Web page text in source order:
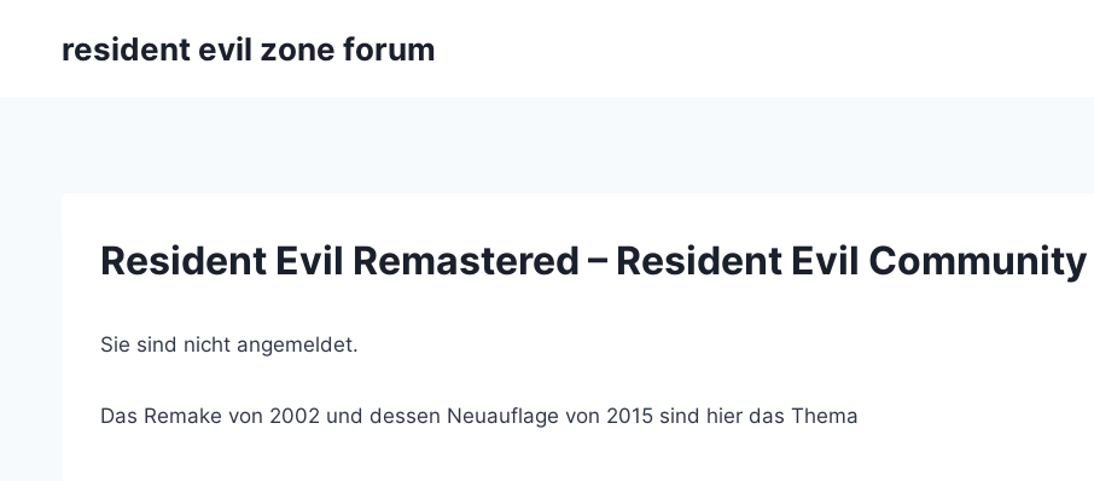
resident evil zone forum
Resident Evil Remastered – Resident Evil
Sie sind nicht angemeldet.
Das Remake von 2002 und dessen Neuauflage von 2015 sind hier das Thema